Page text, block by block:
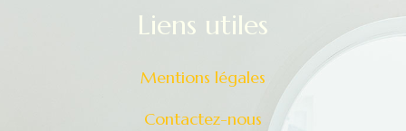
liens utiles
Mentions légales
Contactez-nous